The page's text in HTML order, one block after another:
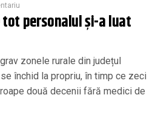
personalul și-a luat
zonele rurale din județul
închid la propriu, în timp ce zeci
două decenii fără medici de